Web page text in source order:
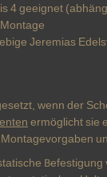
4 geeignet
Jeremias
wenn der
ermöglicht sie